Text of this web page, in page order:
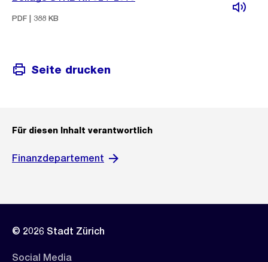
PDF | 388 KB
Seite drucken
Für diesen Inhalt verantwortlich
Finanzdepartement
© 2026 Stadt Zürich
Social Media